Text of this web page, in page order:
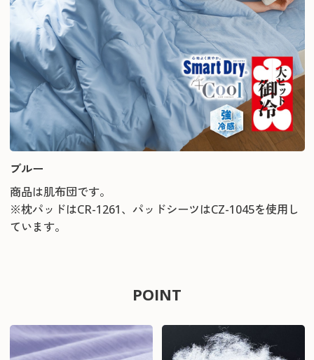
ブルー
商品は肌布団です。
※枕パッドはCR-1261、パッドシーツはCZ-1045を使用し
ています。
POINT